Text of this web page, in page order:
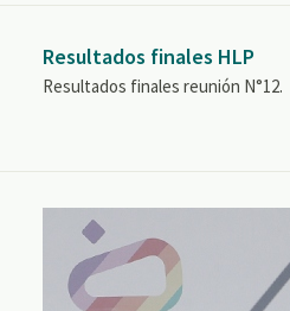
Resultados finales HLP
Resultados finales reunión N°12.